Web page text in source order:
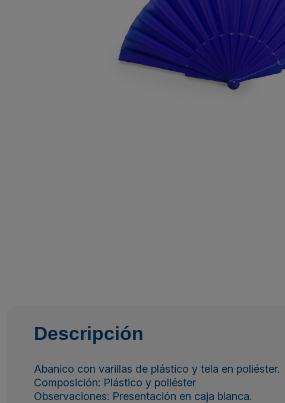
Descripción
Abanico con varillas de plástico y tela en poliéster.
Composición: Plástico y poliéster
Observaciones: Presentación en caja blanca.